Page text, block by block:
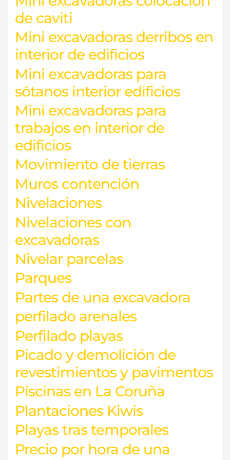
de caviti
Mini excavadoras derribos en
interior de edificios
Mini excavadoras para
sótanos interior edificios
Mini excavadoras para
trabajos en interior de
edificios
Movimiento de tierras
Muros contención
Nivelaciones
Nivelaciones con
excavadoras
Nivelar parcelas
Parques
Partes de una excavadora
perfilado arenales
Perfilado playas
Picado y demolición de
revestimientos y pavimentos
Piscinas en La Coruña
Plantaciones Kiwis
Playas tras temporales
Precio por hora de una